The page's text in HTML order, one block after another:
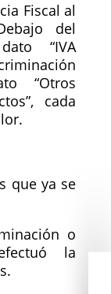
Fiscal al
del
“IVA
“Otros
cada
que ya se
o
la